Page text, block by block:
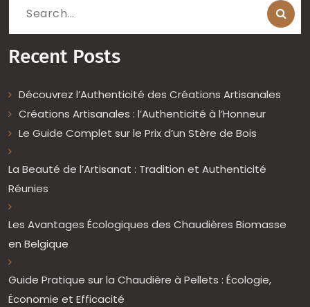
Search
Recent Posts
Découvrez l’Authenticité des Créations Artisanales
Créations Artisanales : l’Authenticité à l’Honneur
Le Guide Complet sur le Prix d’un Stère de Bois
La Beauté de l’Artisanat : Tradition et Authenticité
Réunies
Les Avantages Écologiques des Chaudières Biomasse
en Belgique
Guide Pratique sur la Chaudière à Pellets : Écologie,
Économie et Efficacité